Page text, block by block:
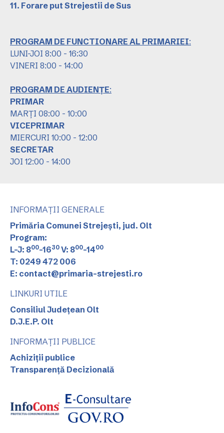
11. Forare put Strejestii de Sus
PROGRAM DE FUNCTIONARE AL PRIMARIEI:
LUNI-JOI 8:00 - 16:30
VINERI 8:00 - 14:00
PROGRAM DE AUDIENȚE:
PRIMAR
MARȚI 08:00 - 10:00
VICEPRIMAR
MIERCURI 10:00 - 12:00
SECRETAR
JOI 12:00 - 14:00
INFORMAȚII GENERALE
Primăria Comunei Strejești, jud. Olt
Program:
L-J: 800-1630 V: 800-1400
T: 0249 472 006
E: contact@primaria-strejesti.ro
LINKURI UTILE
Consiliul Județean Olt
D.J.E.P. Olt
INFORMAȚII PUBLICE
Achiziții publice
Transparență Decizională